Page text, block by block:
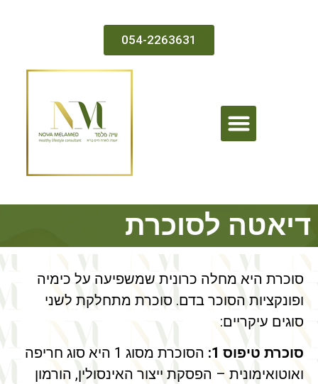
054-2263631
דיאטה לסוכרת
סוכרת היא מחלה כרונית שמשפיעה על כימיה
ופונקציות הסוכר בדם. סוכרת מתחלקת לשני
סוגים עיקריים:
סוכרת טיפוס 1:
הסוכרת מסוג 1 היא סוג חריפה
ואוטואימונית – הפסקת ייצור האינסולין, הורמון